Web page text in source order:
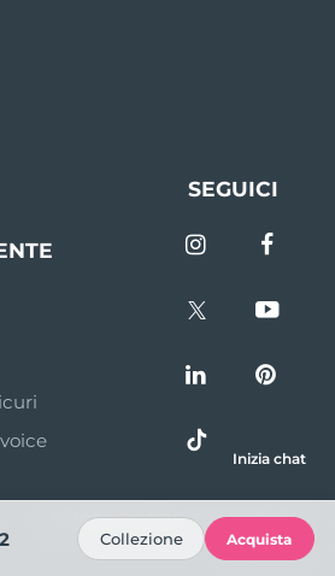
SEGUICI
© 2026 FOREO Tutti i diritti
riservati
Inizia chat
Collezione Acquista